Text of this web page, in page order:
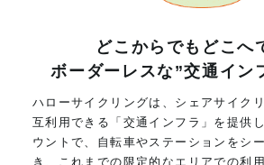
どこからでもどこへ
ボーダーレスな”交通イン
ハローサイクリングは、シェアサイク
互利用できる「交通インフラ」を提供
ウントで、自転車やステーションをシ
き、これまでの限定的なエリアでの利